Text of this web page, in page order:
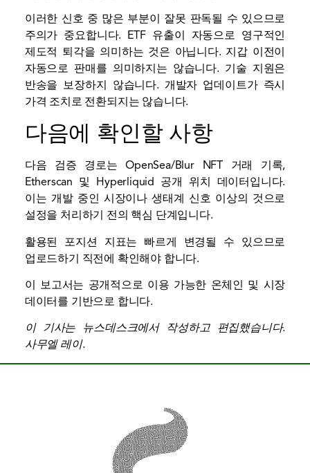
이러한 신호 중 많은 부분이 잘못 판독될 수 있으므로
주의가 중요합니다. ETF 유출이 자동으로 영구적인
제도적 퇴각을 의미하는 것은 아닙니다. 지갑 이전이
자동으로 판매를 의미하지는 않습니다. 기술 지원은
반송을 보장하지 않습니다. 개발자 업데이트가 즉시
가격 조치로 전환되지는 않습니다.
다음에 확인할 사항
다음 검증 경로는 OpenSea/Blur NFT 거래 기록,
Etherscan 및 Hyperliquid 공개 위치 데이터입니다.
이는 개발 중인 시장이나 생태계 신호 이상의 것으로
설정을 처리하기 전의 핵심 단계입니다.
활용된 포지션 지표는 빠르게 변경될 수 있으므로
업로드하기 직전에 확인해야 합니다.
이 보고서는 공개적으로 이용 가능한 온체인 및 시장
데이터를 기반으로 합니다.
이 기사는 뉴스데스크에서 작성하고 편집했습니다.
사무엘 레이.